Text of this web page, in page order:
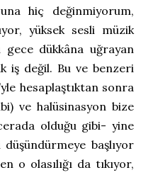
hiç değinmiyorum,
yüksek sesli müzik
dükkâna uğrayan
iş değil. Bu ve benzeri
hesaplaştıktan sonra
ve halüsinasyon bize
olduğu gibi- yine
başlıyor
o olasılığı da tıkıyor,